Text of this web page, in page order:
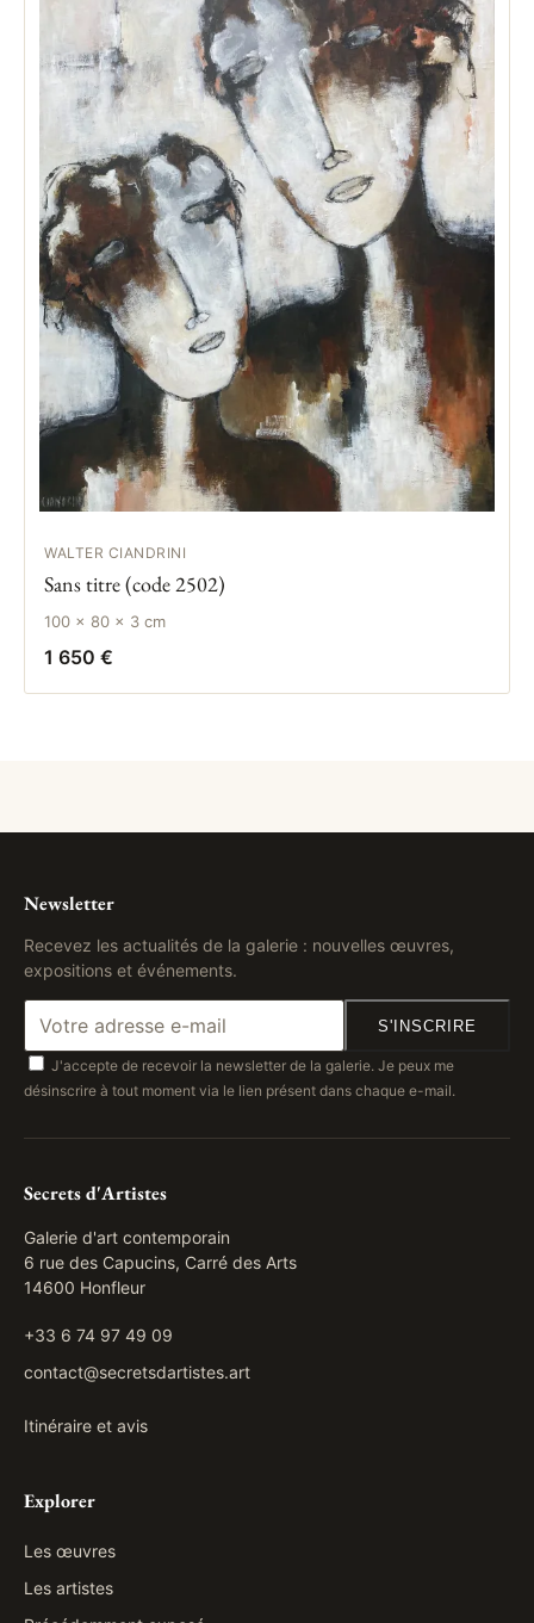
WALTER CIANDRINI
Sans titre (code 2502)
100 × 80 × 3 cm
1 650 €
Newsletter
Recevez les actualités de la galerie : nouvelles œuvres,
expositions et événements.
S'INSCRIRE
J'accepte de recevoir la newsletter de la galerie. Je peux me
désinscrire à tout moment via le lien présent dans chaque e-mail.
Secrets d'Artistes
Galerie d'art contemporain
6 rue des Capucins, Carré des Arts
14600 Honfleur
+33 6 74 97 49 09
contact@secretsdartistes.art
Itinéraire et avis
Explorer
Les œuvres
Les artistes